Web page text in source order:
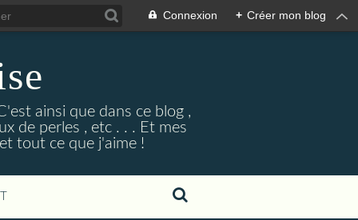
Connexion + Créer mon blog
ainsi que dans ce blog ,
de perles , etc . . . Et mes
tout ce que j'aime !